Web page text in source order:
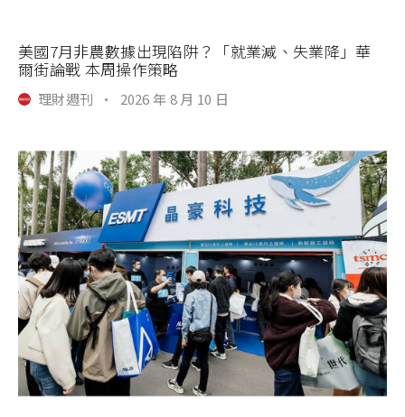
美國7月非農數據出現陷阱？「就業減、失業降」華
爾街論戰 本周操作策略
理財週刊 · 2026 年 8 月 10 日